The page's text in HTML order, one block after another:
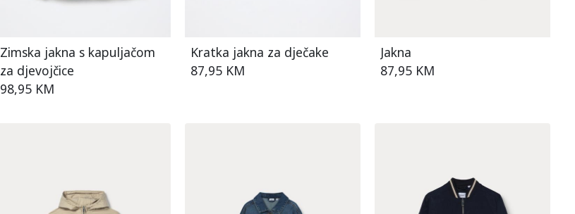
Zimska jakna s kapuljačom
za djevojčice
98,95 KM
Kratka jakna za dječake
87,95 KM
Jakna
87,95 KM